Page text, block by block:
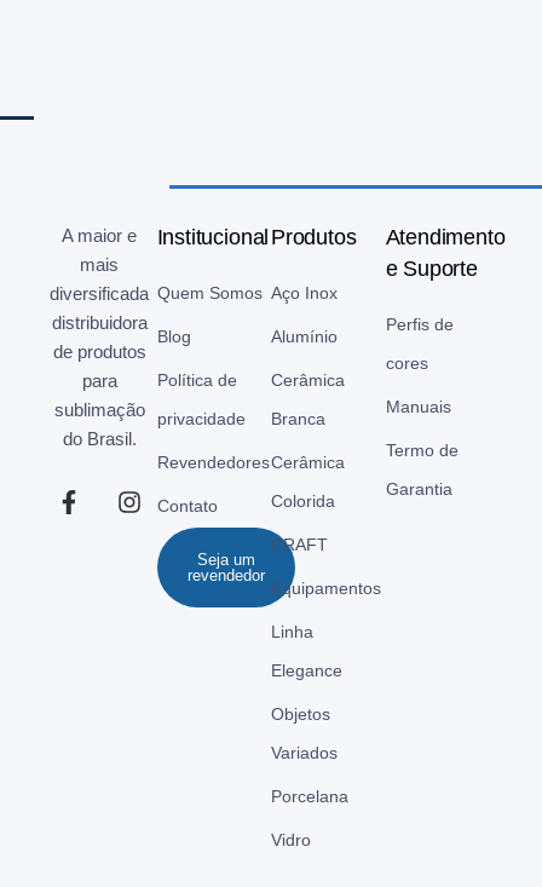
A maior e
mais
diversificada
distribuidora
de produtos
para
sublimação
do Brasil.
Institucional
Quem Somos
Blog
Política de
privacidade
Revendedores
Contato
Seja um
revendedor
Produtos
Aço Inox
Alumínio
Cerâmica
Branca
Cerâmica
Colorida
CRAFT
Equipamentos
Linha
Elegance
Objetos
Variados
Porcelana
Vidro
Atendimento
e Suporte
Perfis de
cores
Manuais
Termo de
Garantia